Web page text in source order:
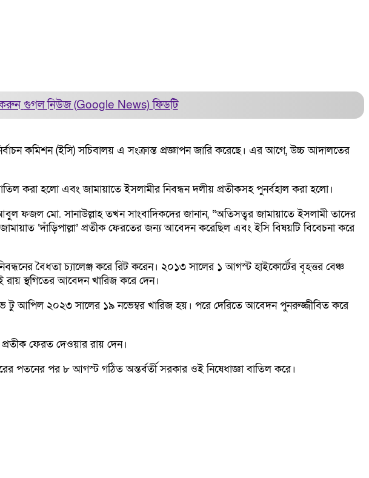
করুনগুগল নিউজ (Google News)ফিডটি
কমিশন (ইসি) সচিবালয় এ সংক্রান্ত প্রজ্ঞাপন জারি করেছে। এর আগে, উচ্চ আদালতের
করা হলো এবং জামায়াতে ইসলামীর নিবন্ধন দলীয় প্রতীকসহ পুনর্বহাল করা হলো।
আবুল ফজল মো. সানাউল্লাহ তখন সাংবাদিকদের জানান, “অতিসত্বর জামায়াতে ইসলামী তাদের
‘দাঁড়িপাল্লা’ প্রতীক ফেরতের জন্য আবেদন করেছিল এবং ইসি বিষয়টি বিবেচনা করে
বৈধতা চ্যালেঞ্জ করে রিট করেন। ২০১৩ সালের ১ আগস্ট হাইকোর্টের বৃহত্তর বেঞ্চ
স্থগিতের আবেদন খারিজ করে দেন।
টু আপিল ২০২৩ সালের ১৯ নভেম্বর খারিজ হয়। পরে দেরিতে আবেদন পুনরুজ্জীবিত করে
ফেরত দেওয়ার রায় দেন।
পতনের পর ৮ আগস্ট গঠিত অন্তর্বর্তী সরকার ওই নিষেধাজ্ঞা বাতিল করে।